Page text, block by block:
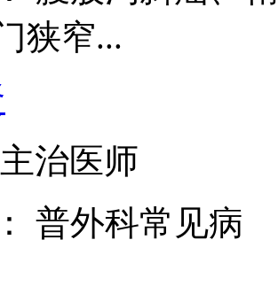
狭窄...
主治医师
普外科常见病